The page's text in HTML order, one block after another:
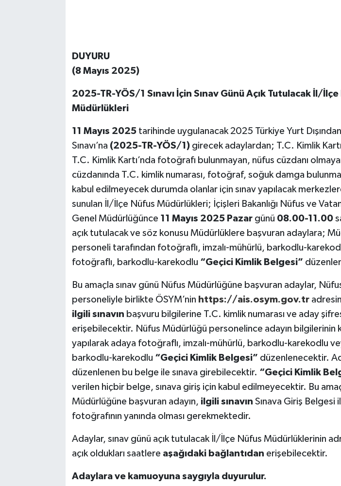
DUYURU
(8 Mayıs 2025)
2025-TR-YÖS/1 Sınavı İçin Sınav Günü Açık Tutulacak İl/
Müdürlükleri
11 Mayıs 2025 tarihinde uygulanacak 2025 Türkiye Yurt
Sınavı’na (2025-TR-YÖS/1)girecek adaylardan; T.C. Kimlik
T.C. Kimlik Kartı’nda fotoğrafı bulunmayan, nüfus cüzdanı
cüzdanında T.C. kimlik numarası, fotoğraf, soğuk damga
kabul edilmeyecek durumda olanlar için sınav yapılacak
sunulan İl/İlçe Nüfus Müdürlükleri; İçişleri Bakanlığı Nüfus ve
Genel Müdürlüğünce 11 Mayıs 2025 Pazar günü 08.00-11.00
açık tutulacak ve söz konusu Müdürlüklere başvuran adaylara;
personeli tarafından fotoğraflı, imzalı-mühürlü, barkodlu-
fotoğraflı, barkodlu-karekodlu “Geçici Kimlik Belgesi”
Bu amaçla sınav günü Nüfus Müdürlüğüne başvuran adaylar,
personeliyle birlikte ÖSYM’nin https://ais.osym.gov.tr
ilgili sınavın başvuru bilgilerine T.C. kimlik numarası ve aday
erişebilecektir. Nüfus Müdürlüğü personelince adayın bilgilerinin
yapılarak adaya fotoğraflı, imzalı-mühürlü, barkodlu-karekodlu
barkodlu-karekodlu “Geçici Kimlik Belgesi” düzenlenecektir.
düzenlenen bu belge ile sınava girebilecektir. “Geçici Kimlik
verilen hiçbir belge, sınava giriş için kabul edilmeyecektir. Bu
Müdürlüğüne başvuran adayın, ilgili sınavın Sınava Giriş
fotoğrafının yanında olması gerekmektedir.
Adaylar, sınav günü açık tutulacak İl/İlçe Nüfus Müdürlüklerinin
açık oldukları saatlere aşağıdaki bağlantıdan erişebilecektir.
Adaylara ve kamuoyuna saygıyla duyurulur.